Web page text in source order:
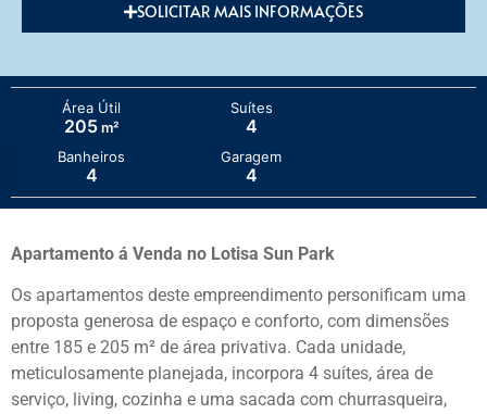
SOLICITAR MAIS INFORMAÇÕES
Área Útil
205m²
Suítes
4
Banheiros
4
Garagem
4
Apartamento á Venda no Lotisa Sun Park
Os apartamentos deste empreendimento personificam uma
proposta generosa de espaço e conforto, com dimensões
entre 185 e 205 m² de área privativa. Cada unidade,
meticulosamente planejada, incorpora 4 suítes, área de
serviço, living, cozinha e uma sacada com churrasqueira,